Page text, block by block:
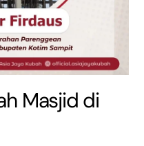
Masjid di